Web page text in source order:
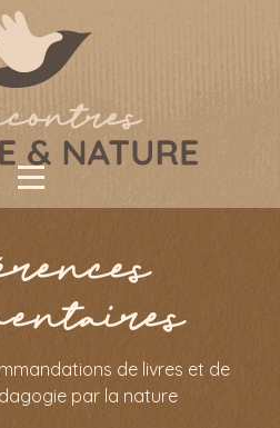
de livres et de
par la nature